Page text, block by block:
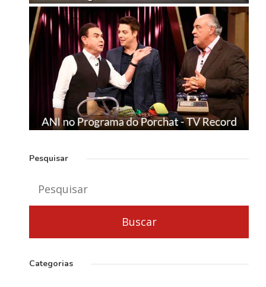
Pesquisar
Categorias